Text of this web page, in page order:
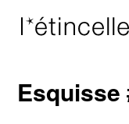
Esquisse